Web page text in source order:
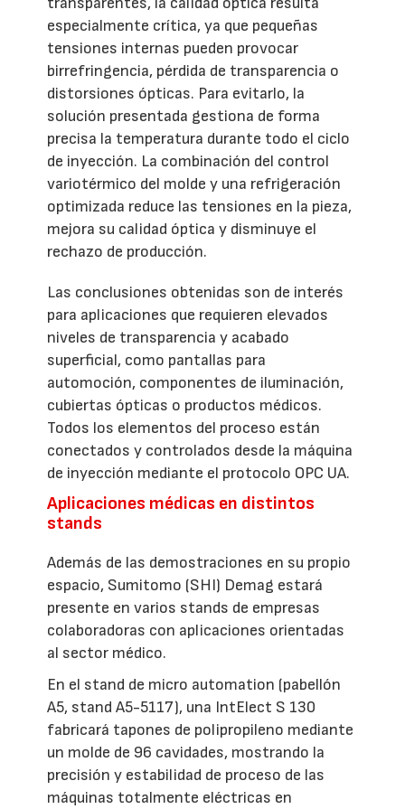
especialmente crítica, ya que pequeñas
tensiones internas pueden provocar
birrefringencia, pérdida de transparencia o
distorsiones ópticas. Para evitarlo, la
solución presentada gestiona de forma
precisa la temperatura durante todo el ciclo
de inyección. La combinación del control
variotérmico del molde y una refrigeración
optimizada reduce las tensiones en la pieza,
mejora su calidad óptica y disminuye el
rechazo de producción.
Las conclusiones obtenidas son de interés
para aplicaciones que requieren elevados
niveles de transparencia y acabado
superficial, como pantallas para
automoción, componentes de iluminación,
cubiertas ópticas o productos médicos.
Todos los elementos del proceso están
conectados y controlados desde la máquina
de inyección mediante el protocolo OPC UA.
Aplicaciones médicas en distintos
stands
Además de las demostraciones en su propio
espacio, Sumitomo (SHI) Demag estará
presente en varios stands de empresas
colaboradoras con aplicaciones orientadas
al sector médico.
En el stand de micro automation (pabellón
A5, stand A5-5117), una IntElect S 130
fabricará tapones de polipropileno mediante
un molde de 96 cavidades, mostrando la
precisión y estabilidad de proceso de las
máquinas totalmente eléctricas en